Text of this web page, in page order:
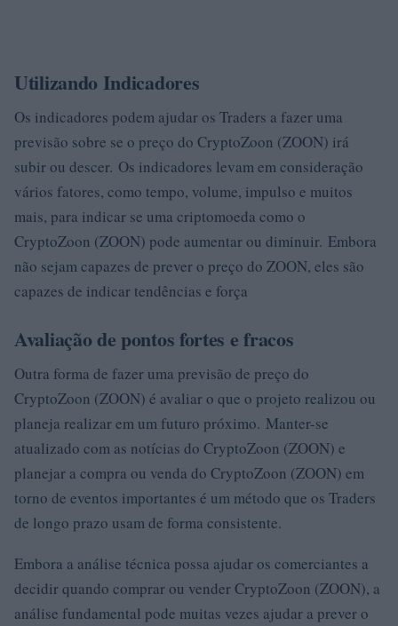
Utilizando Indicadores
Os indicadores podem ajudar os Traders a fazer uma
previsão sobre se o preço do CryptoZoon (ZOON) irá
subir ou descer. Os indicadores levam em consideração
vários fatores, como tempo, volume, impulso e muitos
mais, para indicar se uma criptomoeda como o
CryptoZoon (ZOON) pode aumentar ou diminuir. Embora
não sejam capazes de prever o preço do ZOON, eles são
capazes de indicar tendências e força
Avaliação de pontos fortes e fracos
Outra forma de fazer uma previsão de preço do
CryptoZoon (ZOON) é avaliar o que o projeto realizou ou
planeja realizar em um futuro próximo. Manter-se
atualizado com as notícias do CryptoZoon (ZOON) e
planejar a compra ou venda do CryptoZoon (ZOON) em
torno de eventos importantes é um método que os Traders
de longo prazo usam de forma consistente.
Embora a análise técnica possa ajudar os comerciantes a
decidir quando comprar ou vender CryptoZoon (ZOON), a
análise fundamental pode muitas vezes ajudar a prever o